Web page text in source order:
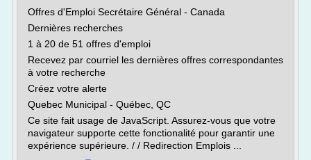
Offres d'Emploi Secrétaire Général - Canada
Dernières recherches
1 à 20 de 51 offres d'emploi
Recevez par courriel les dernières offres correspondantes
à votre recherche
Créez votre alerte
Quebec Municipal - Québec, QC
Ce site fait usage de JavaScript. Assurez-vous que votre
navigateur supporte cette fonctionalité pour garantir une
expérience supérieure. / / Redirection Emplois ...